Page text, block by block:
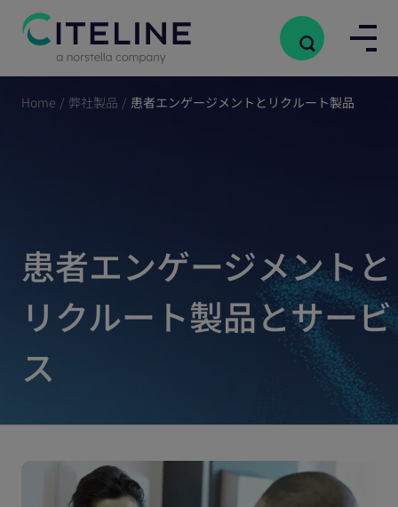
Home / 弊社製品 / 患者エンゲージメントとリクルート製品
患者エンゲージメントと
リクルート製品とサービ
ス